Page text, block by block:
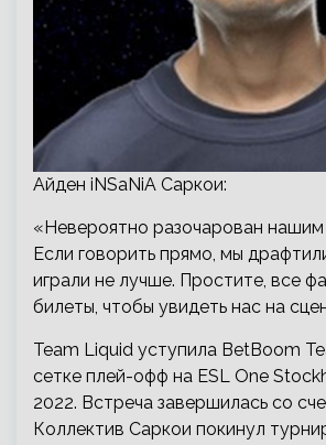
Айден iNSaNiA Саркои:
«Невероятно разочарован нашим
Если говорить прямо, мы
играли не лучше. Простите, все
билеты, чтобы увидеть нас на
Team Liquid уступила BetBoom
сетке плей-офф на ESL One
2022. Встреча завершилась со
Коллектив Саркои покинул